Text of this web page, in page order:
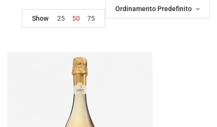
Ordinamento Predefinito
Show
25 50 75